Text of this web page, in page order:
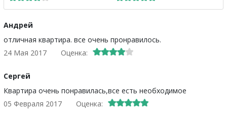
Андрей
отличная квартира. все очень пронравилось.
24 Мая 2017
Оценка:
Сергей
Квартира очень понравилась,все есть необходимое
05 Февраля 2017
Оценка: